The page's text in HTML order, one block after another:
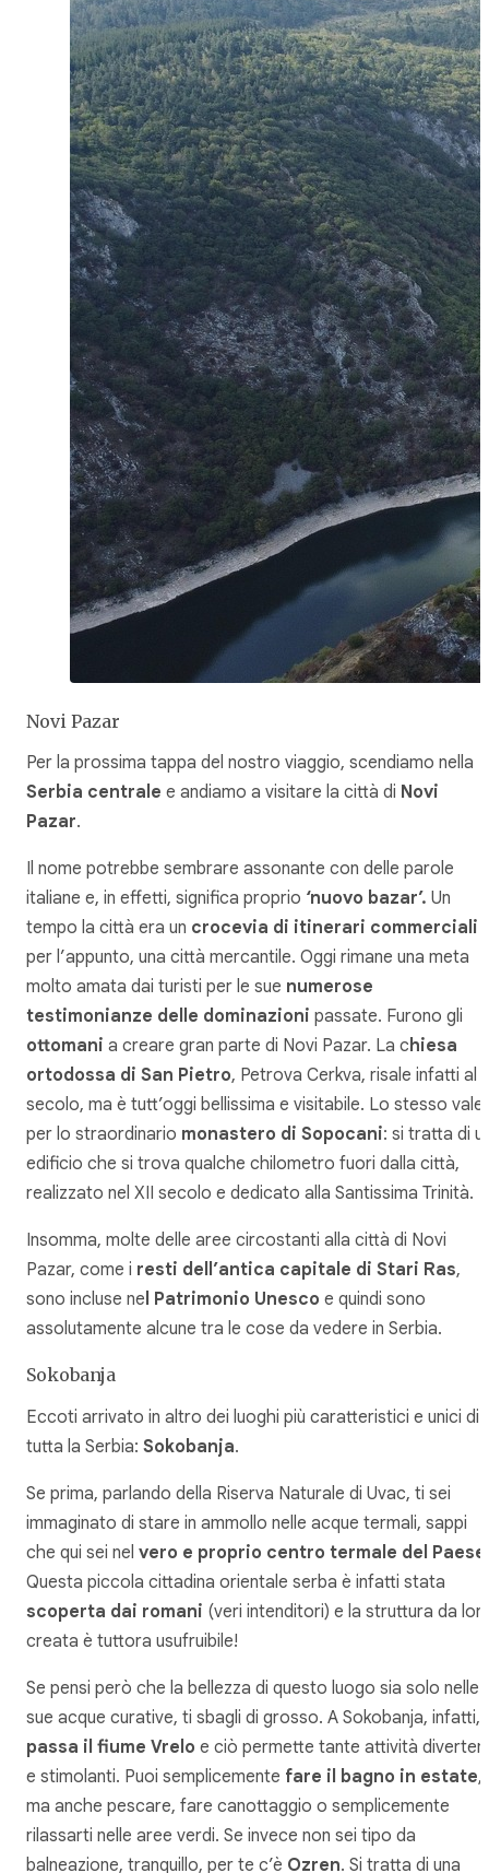
Novi Pazar
Per la prossima tappa del nostro viaggio, scendiamo nella
Serbia centrale e andiamo a visitare la città di Novi
Pazar.
Il nome potrebbe sembrare assonante con delle parole
italiane e, in effetti, significa proprio ‘nuovo bazar’. Un
tempo la città era un crocevia di itinerari commerciali
per l’appunto, una città mercantile. Oggi rimane una meta
molto amata dai turisti per le sue numerose
testimonianze delle dominazioni passate. Furono gli
ottomani a creare gran parte di Novi Pazar. La chiesa
ortodossa di San Pietro, Petrova Cerkva, risale infatti al
secolo, ma è tutt’oggi bellissima e visitabile. Lo stesso vale
per lo straordinario monastero di Sopocani: si tratta di
edificio che si trova qualche chilometro fuori dalla città,
realizzato nel XII secolo e dedicato alla Santissima Trinità.
Insomma, molte delle aree circostanti alla città di Novi
Pazar, come i resti dell’antica capitale di Stari Ras,
sono incluse nel Patrimonio Unesco e quindi sono
assolutamente alcune tra le cose da vedere in Serbia.
Sokobanja
Eccoti arrivato in altro dei luoghi più caratteristici e unici di
tutta la Serbia: Sokobanja.
Se prima, parlando della Riserva Naturale di Uvac, ti sei
immaginato di stare in ammollo nelle acque termali, sappi
che qui sei nel vero e proprio centro termale del Paese
Questa piccola cittadina orientale serba è infatti stata
scoperta dai romani (veri intenditori) e la struttura da
creata è tuttora usufruibile!
Se pensi però che la bellezza di questo luogo sia solo nelle
sue acque curative, ti sbagli di grosso. A Sokobanja, infatti,
passa il fiume Vrelo e ciò permette tante attività
e stimolanti. Puoi semplicemente fare il bagno in estate,
ma anche pescare, fare canottaggio o semplicemente
rilassarti nelle aree verdi. Se invece non sei tipo da
balneazione, tranquillo, per te c’è Ozren. Si tratta di una